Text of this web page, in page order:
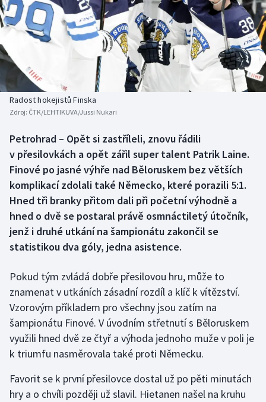
Americký fotbal
Baseball a softbal
Basketbal
Biatlon
Box
Curling
Dostihy
Florbal
Golf
Gymnastika
Házená
Jezdectví
NEPŘEHLÉDNĚTE
Soutěže
Historické návraty
Aplikace ČT sport
Radost hokejistů Finska
Zdroj: ČTK/LEHTIKUVA/Jussi Nukari
Petrohrad – Opět si zastříleli, znovu řádili
v přesilovkách a opět zářil super talent Patrik Laine.
Finové po jasné výhře nad Běloruskem bez větších
komplikací zdolali také Německo, které porazili 5:1.
Hned tři branky přitom dali při početní výhodně a
hned o dvě se postaral právě osmnáctiletý útočník,
jenž i druhé utkání na šampionátu zakončil se
statistikou dva góly, jedna asistence.
Pokud tým zvládá dobře přesilovou hru, může to
znamenat v utkáních zásadní rozdíl a klíč k vítězství.
Vzorovým příkladem pro všechny jsou zatím na
šampionátu Finové. V úvodním střetnutí s Běloruskem
využili hned dvě ze čtyř a výhoda jednoho muže v poli je
k triumfu nasměrovala také proti Německu.
Favorit se k první přesilovce dostal už po pěti minutách
hry a o chvíli později už slavil. Hietanen našel na kruhu